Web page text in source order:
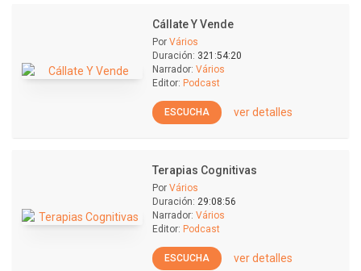
Cállate Y Vende
Por Vários
Duración: 321:54:20
Narrador: Vários
Editor: Podcast
ESCUCHA ver detalles
Terapias Cognitivas
Por Vários
Duración: 29:08:56
Narrador: Vários
Editor: Podcast
ESCUCHA ver detalles